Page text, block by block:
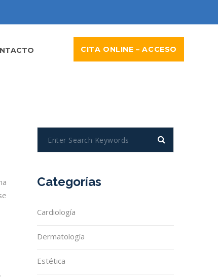
CITA ONLINE – ACCESO
Categorías
Cardiología
Dermatología
Estética